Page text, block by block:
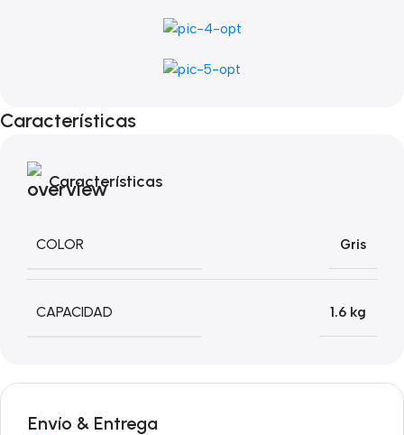
Características
Características
COLOR Gris
CAPACIDAD 1.6 kg
Envío & Entrega